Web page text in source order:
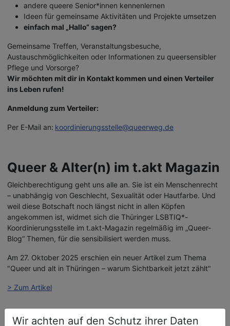
andere queere Senior*innen kennenlernen
Ideen für gemeinsame Aktivitäten und Projekte umsetzen
einfach mal „Hallo“ sagen?
Gemeinsame Treffen, Veranstaltungsbesuche,
Austauschmöglichkeiten oder Informationen zu queersensibler
Pflege und Vorsorge?
Wir möchten mit dir in Kontakt kommen und einen Verteiler
ins Leben rufen!
Anmeldung zum Verteiler:
Per E-Mail an: koordinierungsstelle@queerweg.de
Queer & Alter(n) im t.akt Magazin
Gleichberechtigung geht uns alle an. Sie ist ein Menschenrecht
– unabhängig von Geschlecht, Sexualität oder Hautfarbe. Und
weil diese Botschaft noch längst nicht in allen Köpfen
angekommen ist, widmet sich die Thüringer LSBTIQ*-
Koordinierungsstelle im t.akt-Magazin regelmäßig im „Queer-
Blog“ Themen, für die sensibilisiert werden muss.
Am 27. Oktober 2025 erschien ein neuer Artikel zum Thema
"Queer und alt in Thüringen – warum Sichtbarkeit jetzt zählt"
> Zum Artikel
Wir achten auf den Schutz ihrer Daten